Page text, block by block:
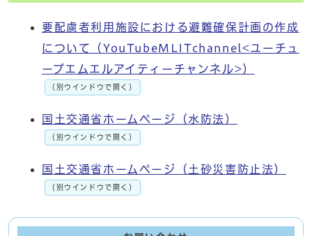
要配慮者利用施設における避難確保計画の作成
について（YouTubeMLITchannel<ユーチュ
ーブエムエルアイティーチャンネル>）
（別ウインドウで開く）
国土交通省ホームページ（水防法）
（別ウインドウで開く）
国土交通省ホームページ（土砂災害防止法）
（別ウインドウで開く）